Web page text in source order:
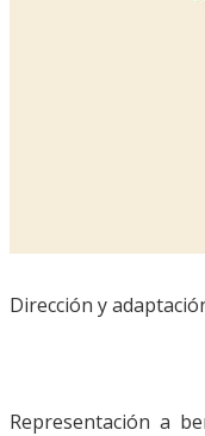
Dirección y
Representación a